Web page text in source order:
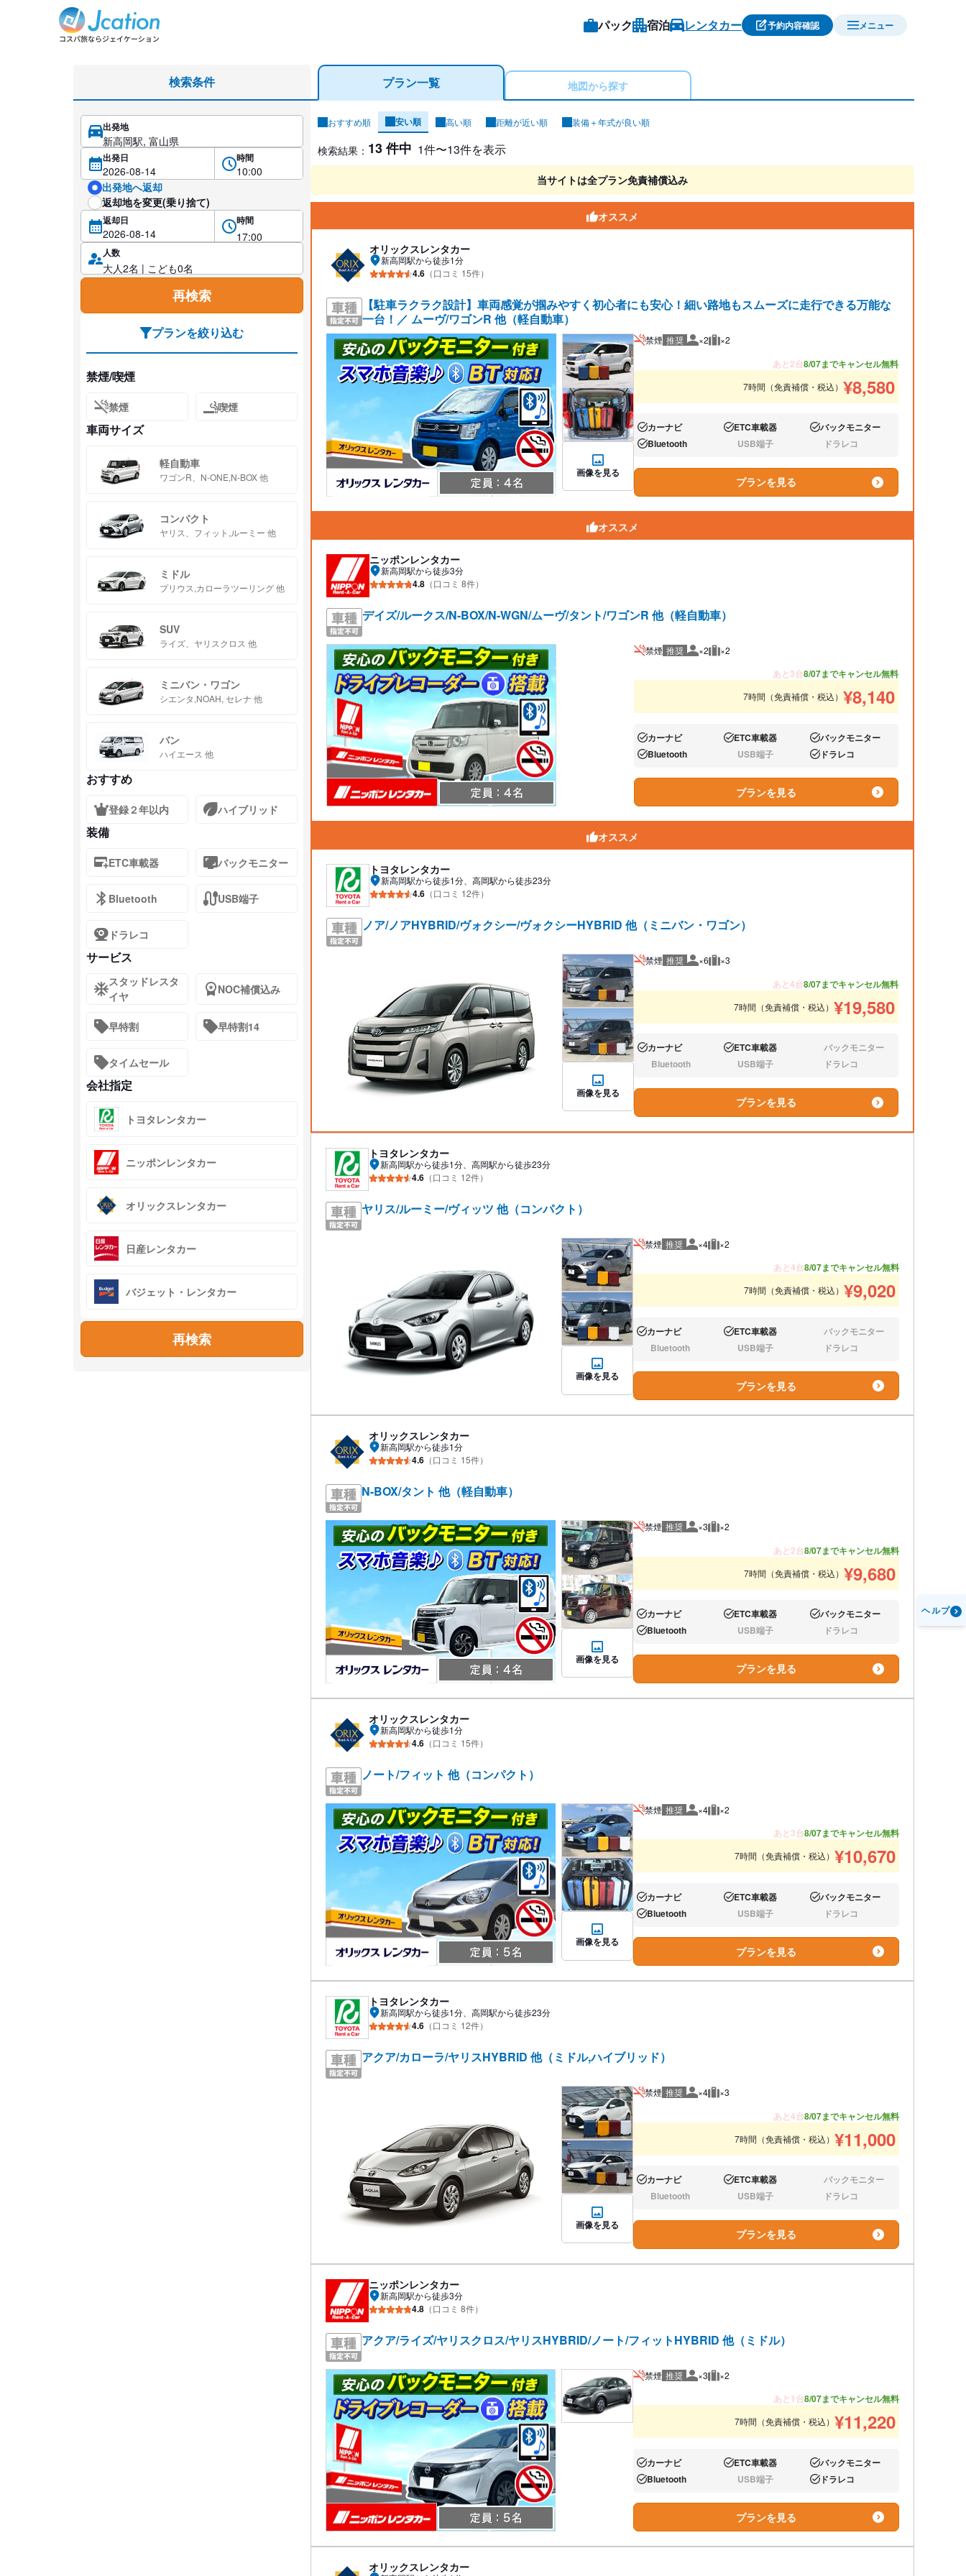
パック 宿泊 レンタカー 予約内容確認 メニュー
プラン一覧 地図から探す
おすすめ順 安い順 高い順 距離が近い順 装備＋年式が良い順
レンタカー検索結果
検索結果： 13 件中 1件〜13件を表示
当サイトは全プラン免責補償込み
オススメ
オリックスレンタカー
新高岡駅から徒歩1分
4.6 （口コミ 15件）
【駐車ラクラク設計】車両感覚が掴みやすく初心者にも安心！細い路地もスムーズに走行できる万能な
一台！／ ムーヴ/ワゴンR 他（軽自動車）
画像を見る
禁煙 推奨 推奨人数
×2 推奨荷物
×2
あと2台8/07までキャンセル無料
7時間（免責補償・税込） ¥8,580
あり:カーナビ あり:ETC車載器 あり:バックモニター
あり:Bluetooth なし:USB端子 なし:ドラレコ
プランを見る
オススメ
ニッポンレンタカー
新高岡駅から徒歩3分
4.8 （口コミ 8件）
デイズ/ルークス/N-BOX/N-WGN/ムーヴ/タント/ワゴンR 他（軽自動車）
禁煙 推奨 推奨人数
×2 推奨荷物
×2
あと3台8/07までキャンセル無料
7時間（免責補償・税込） ¥8,140
あり:カーナビ あり:ETC車載器 あり:バックモニター
あり:Bluetooth なし:USB端子 あり:ドラレコ
プランを見る
オススメ
トヨタレンタカー
新高岡駅から徒歩1分、高岡駅から徒歩23分
4.6 （口コミ 12件）
ノア/ノアHYBRID/ヴォクシー/ヴォクシーHYBRID 他（ミニバン・ワゴン）
画像を見る
禁煙 推奨 推奨人数
×6 推奨荷物
×3
あと4台8/07までキャンセル無料
7時間（免責補償・税込） ¥19,580
あり:カーナビ あり:ETC車載器 なし:バックモニター
なし:Bluetooth なし:USB端子 なし:ドラレコ
プランを見る
トヨタレンタカー
新高岡駅から徒歩1分、高岡駅から徒歩23分
4.6 （口コミ 12件）
ヤリス/ルーミー/ヴィッツ 他（コンパクト）
画像を見る
禁煙 推奨 推奨人数
×4 推奨荷物
×2
あと4台8/07までキャンセル無料
7時間（免責補償・税込） ¥9,020
あり:カーナビ あり:ETC車載器 なし:バックモニター
なし:Bluetooth なし:USB端子 なし:ドラレコ
プランを見る
オリックスレンタカー
新高岡駅から徒歩1分
4.6 （口コミ 15件）
N-BOX/タント 他（軽自動車）
画像を見る
禁煙 推奨 推奨人数
×3 推奨荷物
×2
あと2台8/07までキャンセル無料
7時間（免責補償・税込） ¥9,680
あり:カーナビ あり:ETC車載器 あり:バックモニター
あり:Bluetooth なし:USB端子 なし:ドラレコ
プランを見る
オリックスレンタカー
新高岡駅から徒歩1分
4.6 （口コミ 15件）
ノート/フィット 他（コンパクト）
画像を見る
禁煙 推奨 推奨人数
×4 推奨荷物
×2
あと3台8/07までキャンセル無料
7時間（免責補償・税込） ¥10,670
あり:カーナビ あり:ETC車載器 あり:バックモニター
あり:Bluetooth なし:USB端子 なし:ドラレコ
プランを見る
トヨタレンタカー
新高岡駅から徒歩1分、高岡駅から徒歩23分
4.6 （口コミ 12件）
アクア/カローラ/ヤリスHYBRID 他（ミドル,ハイブリッド）
画像を見る
禁煙 推奨 推奨人数
×4 推奨荷物
×3
あと4台8/07までキャンセル無料
7時間（免責補償・税込） ¥11,000
あり:カーナビ あり:ETC車載器 なし:バックモニター
なし:Bluetooth なし:USB端子 なし:ドラレコ
プランを見る
ニッポンレンタカー
新高岡駅から徒歩3分
4.8 （口コミ 8件）
アクア/ライズ/ヤリスクロス/ヤリスHYBRID/ノート/フィットHYBRID 他（ミドル）
禁煙 推奨 推奨人数
×3 推奨荷物
×2
あと1台8/07までキャンセル無料
7時間（免責補償・税込） ¥11,220
あり:カーナビ あり:ETC車載器 あり:バックモニター
あり:Bluetooth なし:USB端子 あり:ドラレコ
プランを見る
オリックスレンタカー
検索条件
出発地
出発日 時間
出発地へ返却
返却地を変更(乗り捨て)
返却日 時間
人数
再検索
プランを絞り込む
禁煙/喫煙
禁煙 喫煙
車両サイズ
軽自動車
ワゴンR、N-ONE,N-BOX 他
コンパクト
ヤリス、フィット,ルーミー 他
ミドル
プリウス,カローラツーリング 他
SUV
ライズ、ヤリスクロス 他
ミニバン・ワゴン
シエンタ,NOAH, セレナ 他
バン
ハイエース 他
おすすめ
登録２年以内 ハイブリッド
装備
ETC車載器 バックモニター
Bluetooth USB端子
ドラレコ
サービス
スタッドレスタ
イヤ
NOC補償込み
早特割 早特割14
タイムセール
会社指定
トヨタレンタカー
ニッポンレンタカー
オリックスレンタカー
日産レンタカー
バジェット・レンタカー
再検索
ヘルプ